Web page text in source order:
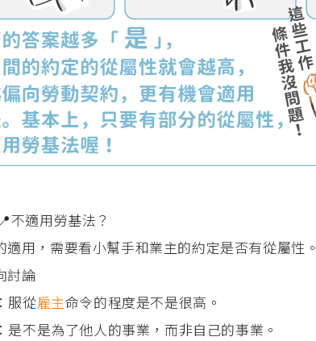
不適用勞基法？
適用，需要看小幫手和業主的約定是否有從屬性。
討論
服從雇主命令的程度是不是很高。
是不是為了他人的事業，而非自己的事業。